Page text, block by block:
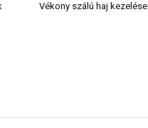
Vékony szálú haj kezelése